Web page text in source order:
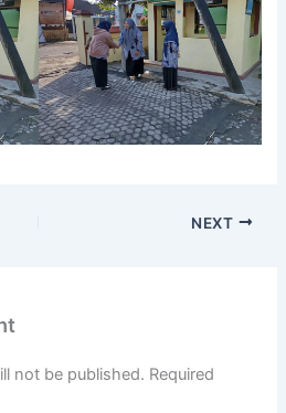
NEXT
not be published. Required